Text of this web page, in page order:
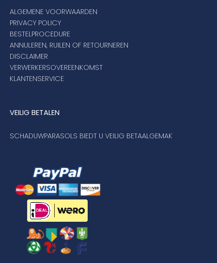
ALGEMENE VOORWAARDEN
PRIVACY POLICY
BESTELPROCEDURE
ANNULEREN, RUILEN OF RETOURNEREN
DISCLAIMER
VERWERKERSOVEREENKOMST
KLANTENSERVICE
VEILIG BETALEN
SCHADUWPARASOLS BIEDT U VEILIG BETAALGEMAK